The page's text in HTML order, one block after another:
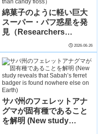
綿菓子のように軽い巨大
スーパー・パフ惑星を発
見（Researchers
discover pair of giant
‘super-puff’ planets
lighter than candy
floss）
2026-06-26
サバ州のフェレットアナ
グマが固有種であること
を解明 (New study